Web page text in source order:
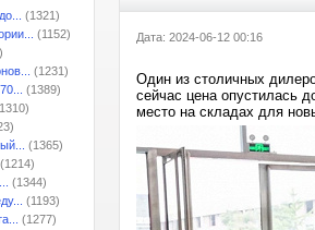
(1321)
(1152)
(1231)
(1389)
(1365)
(1214)
(1344)
(1193)
(1277)
Дата: 2024-06-12 00:16
Один из столичных
сейчас цена опустилась
место на складах для